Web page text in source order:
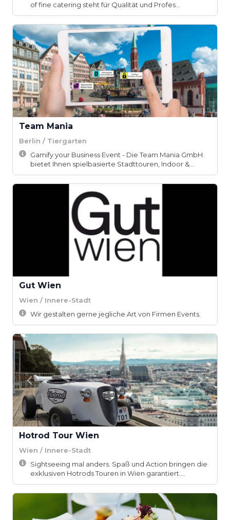
of fine catering steht für Qualität und Profes...
Team Mania
Berlin / Tiergarten
Gamify your Business Event - Die Team Mania GmbH
bietet Ihnen spielbasierte Stadttouren, Indoor &...
Gut Wien
Wien / Innere-Stadt
Wir gestalten gerne jegliche Art von Firmen Events.
Hotrod Tour Wien
Wien / Innere-Stadt
Sightseeing mal anders. Spaß und Action bringen die
exklusiven Hotrods Touren in Wien garantiert....